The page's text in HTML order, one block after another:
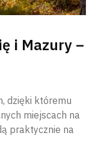
i Mazury –
dzięki któremu
miejscach na
praktycznie na